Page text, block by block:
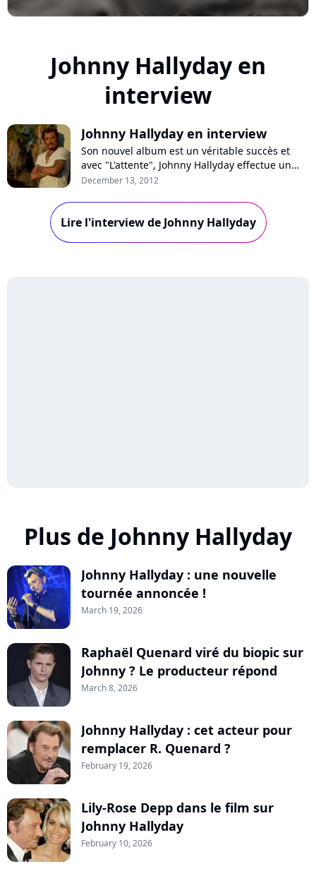
Johnny Hallyday en
interview
Johnny Hallyday en interview
Son nouvel album est un véritable succès et
avec "L'attente", Johnny Hallyday effectue un
retour aux sources plébiscité par le public mais
travaillé avec Miossec, a retrouvé l'envie d'écrire
avec John Mamann et partagé un titre avec
December 13, 2012
Lire l'interview de Johnny Hallyday
Plus de Johnny Hallyday
Johnny Hallyday : une nouvelle
tournée annoncée !
March 19, 2026
Raphaël Quenard viré du biopic sur
Johnny ? Le producteur répond
March 8, 2026
Johnny Hallyday : cet acteur pour
remplacer R. Quenard ?
February 19, 2026
Lily-Rose Depp dans le film sur
Johnny Hallyday
February 10, 2026